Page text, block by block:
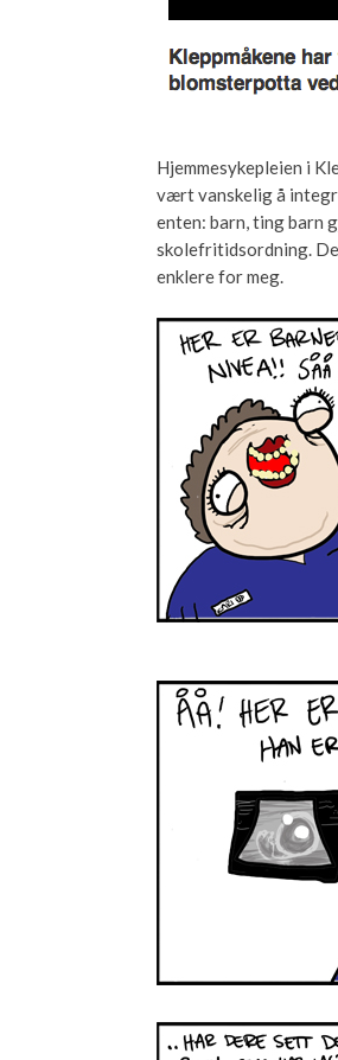
Hjemmesykepleien i
vært vanskelig å
enten: barn, ting barn
skolefritidsordning.
enklere for meg.